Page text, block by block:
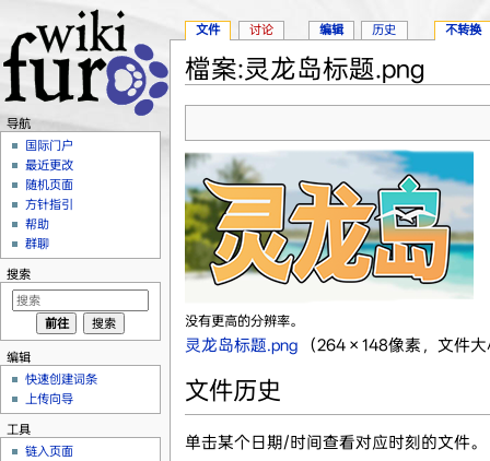
檔案:灵龙岛标题.png
没有更高的分辨率。
灵龙岛标题.png‎ （264 × 148像素，文件
文件历史
单击某个日期/时间查看对应时刻的文件。
文件 讨论 编辑 历史 不转换
导航
国际门户
最近更改
随机页面
方针指引
帮助
群聊
搜索
编辑
快速创建词条
上传向导
工具
链入页面